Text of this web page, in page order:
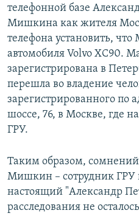
телефонной базе
Мишкина как жителя
телефона установить,
автомобиля Volvo XC90.
зарегистрирована в
перешла во владение
зарегистрированного по
шоссе, 76, в Москве, где
ГРУ.
Таким образом,
Мишкин – сотрудник ГРУ
настоящий "Александр
расследования не